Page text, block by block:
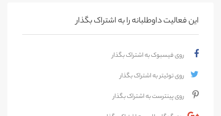
این فعالیت‌ داوطلبانه را به اشتراک بگذار
روی فیسبوک به اشتراک بگذار
روی توئیتر به اشتراک بگذار
روی پینترست به اشتراک بگذار